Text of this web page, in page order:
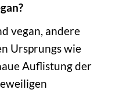
vegan, andere
Ursprungs wie
Auflistung der